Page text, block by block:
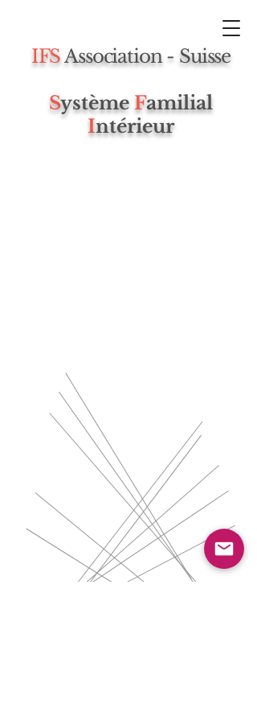
IFSAssociation - Suisse
Système Familial
Intérieur